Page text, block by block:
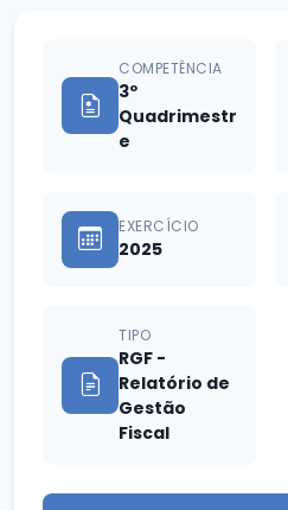
COMPETÊNCIA
3º
Quadrimestr
e
EXERCÍCIO
2025
TIPO
RGF -
Relatório de
Gestão
Fiscal